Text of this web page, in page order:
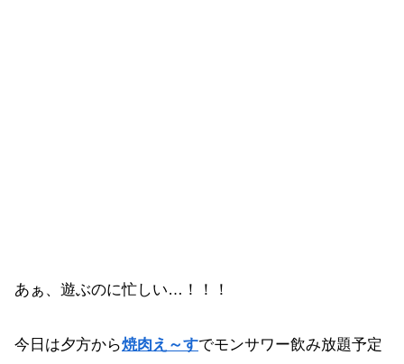
あぁ、遊ぶのに忙しい…！！！
今日は夕方から焼肉え～すでモンサワー飲み放題予定